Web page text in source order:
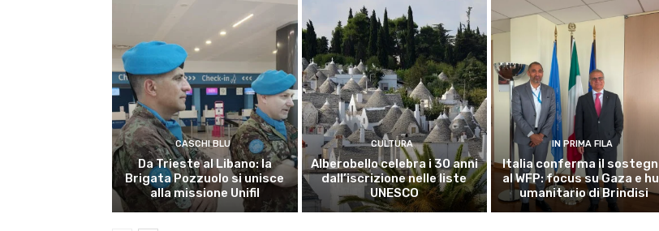
CASCHI BLU
Da Trieste al Libano: la
Brigata Pozzuolo si unisce
alla missione Unifil
CULTURA
Alberobello celebra i 30 anni
dall’iscrizione nelle liste
UNESCO
IN PRIMA FILA
Italia conferma il
al WFP: focus su Gaza e
umanitario di Brindisi